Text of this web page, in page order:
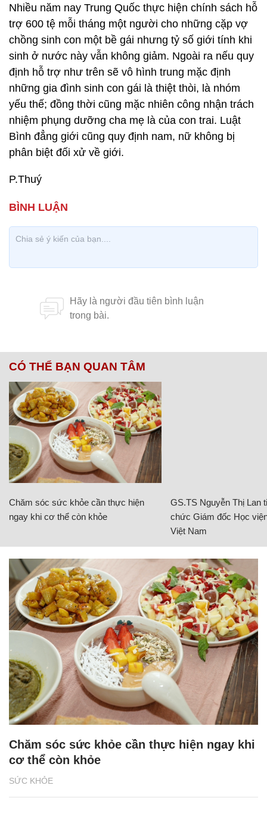
Nhiều năm nay Trung Quốc thực hiện chính sách hỗ
trợ 600 tệ mỗi tháng một người cho những cặp vợ
chồng sinh con một bề gái nhưng tỷ số giới tính khi
sinh ở nước này vẫn không giảm. Ngoài ra nếu quy
định hỗ trợ như trên sẽ vô hình trung mặc định
những gia đình sinh con gái là thiệt thòi, là nhóm
yếu thế; đồng thời cũng mặc nhiên công nhận trách
nhiệm phụng dưỡng cha mẹ là của con trai. Luật
Bình đẳng giới cũng quy định nam, nữ không bị
phân biệt đối xử về giới.
P.Thuý
CÓ THỂ BẠN QUAN TÂM
Chăm sóc sức khỏe cần thực hiện
ngay khi cơ thể còn khỏe
GS.TS Nguyễn Thị Lan
chức Giám đốc Học
Việt Nam
SỨC KHỎE
Chăm sóc sức khỏe cần thực hiện ngay khi
cơ thể còn khỏe